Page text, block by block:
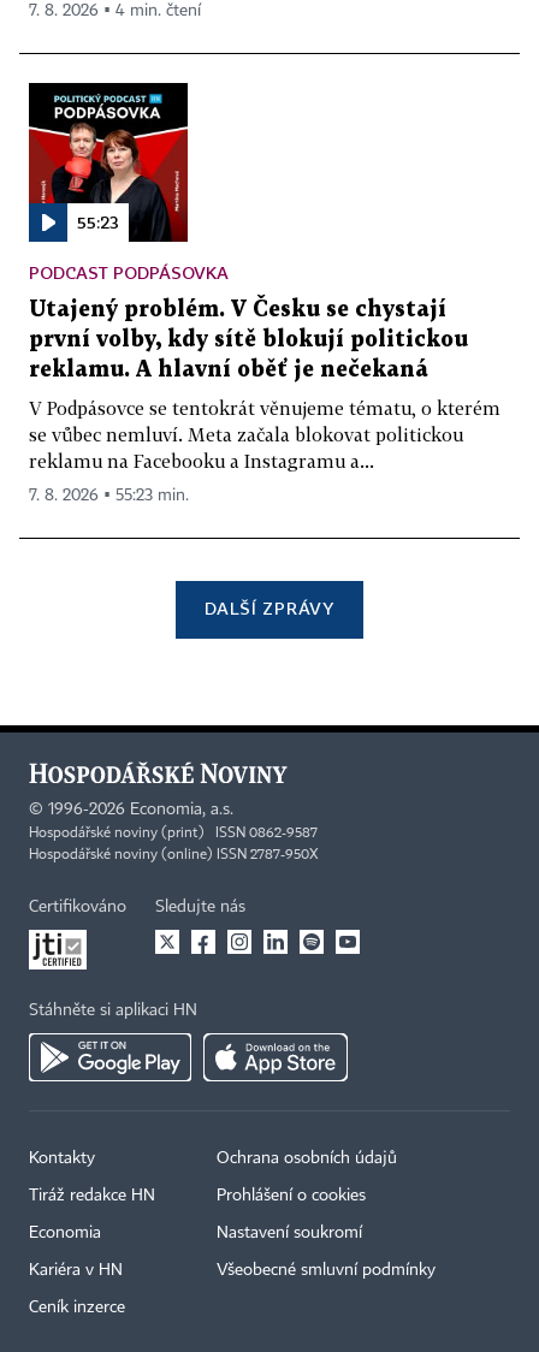
7. 8. 2026 ▪ 4 min. čtení
55:23
PODCAST PODPÁSOVKA
Utajený problém. V Česku se chystají
první volby, kdy sítě blokují politickou
reklamu. A hlavní oběť je nečekaná
V Podpásovce se tentokrát věnujeme tématu, o kterém
se vůbec nemluví. Meta začala blokovat politickou
reklamu na Facebooku a Instagramu a...
7. 8. 2026 ▪ 55:23 min.
DALŠÍ ZPRÁVY
© 1996-2026 Economia, a.s.
Hospodářské noviny (print) ISSN 0862-9587
Hospodářské noviny (online) ISSN 2787-950X
Certifikováno Sledujte nás
Stáhněte si aplikaci HN
Kontakty
Tiráž redakce HN
Economia
Kariéra v HN
Ceník inzerce
Ochrana osobních údajů
Prohlášení o cookies
Nastavení soukromí
Všeobecné smluvní podmínky